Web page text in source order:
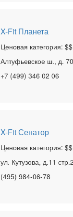
X-Fit Планета
Ценовая категория: $$
Алтуфьевское ш., д. 70
+7 (499) 346 02 06
X-Fit Сенатор
Ценовая категория: $$
ул. Кутузова, д.11
(495) 984-06-78